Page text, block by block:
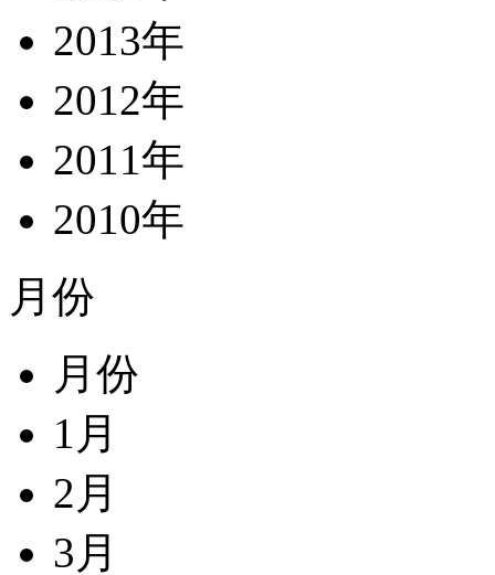
2013年
2012年
2011年
2010年
月份
月份
1月
2月
3月